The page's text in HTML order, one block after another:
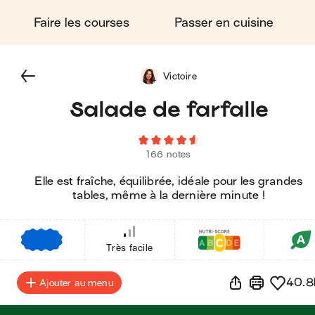
Faire les courses Passer en cuisine
Salade de farfalle
166 notes
Elle est fraîche, équilibrée, idéale pour les grandes
tables, même à la dernière minute !
Victoire
Très facile
Ajouter au menu